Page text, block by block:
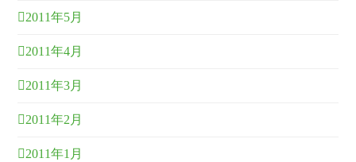
2011年5月
2011年4月
2011年3月
2011年2月
2011年1月